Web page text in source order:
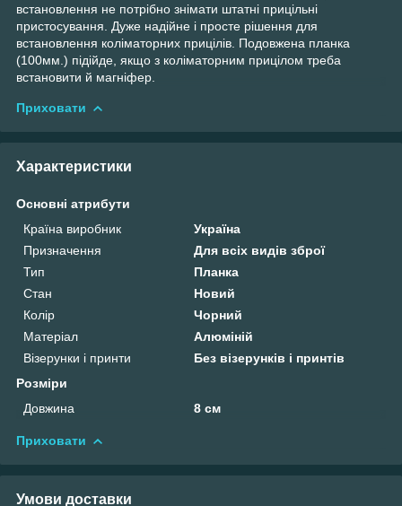
встановлення не потрібно знімати штатні прицільні
пристосування. Дуже надійне і просте рішення для
встановлення коліматорних прицілів. Подовжена планка
(100мм.) підійде, якщо з коліматорним прицілом треба
встановити й магніфер.
Приховати
Характеристики
Основні атрибути
Країна виробник
Україна
Призначення
Для всіх видів зброї
Тип
Планка
Стан
Новий
Колір
Чорний
Матеріал
Алюміній
Візерунки і принти
Без візерунків і принтів
Розміри
Довжина
8 см
Приховати
Умови доставки